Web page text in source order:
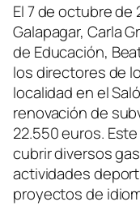
El 7 de octubre de
Galapagar, Carla
de Educación,
los directores de
localidad en el
renovación de
22.550 euros.
cubrir diversos
actividades
proyectos de